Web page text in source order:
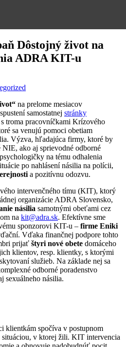
Dôstojný život na
ADRA KIT-u
na prelome mesiacov
samostatnej stránky
s troma pracovníčkami Krízového
sa venujú pomoci obetiam
Výzva, hľadajúca firmy, ktoré by
ako aj sprievodné odborné
na tému odhalenia
po nahlásení násilia na polícii,
a pozitívnu odozvu.
intervenčného tímu (KIT), ktorý
organizácie ADRA Slovensko,
násilia samotnými obeťami cez
na kit@adra.sk. Efektívne sme
sponzorovi KIT-u – firme Eniki
Vďaka finančnej podpore tohto
prijať štyri nové obete domáceho
klientov, resp. klientky, s ktorými
služieb. Na základe nej sa
odborné poradenstvo
sexuálneho násilia.
klientkám spočíva v postupnom
situáciou, v ktorej žili. KIT intervencia